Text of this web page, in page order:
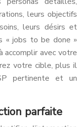
leurs objectifs
leurs désirs et
« jobs to be done »
accomplir avec votre
votre cible, plus il
pertinente et un
parfaite